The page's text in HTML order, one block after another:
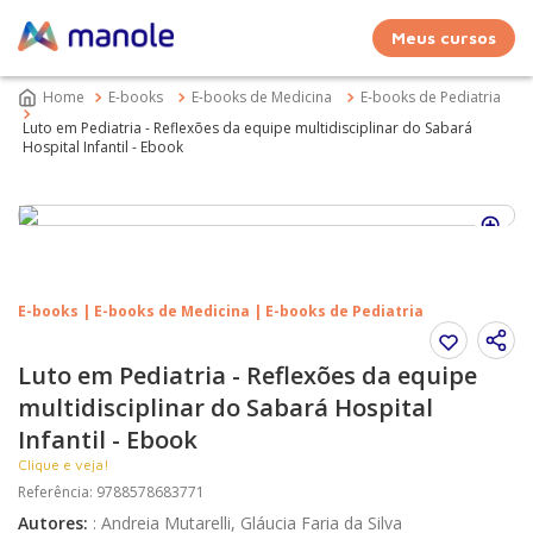
Meus cursos
E-books E-books de Medicina
E-books de Pediatria
Luto em Pediatria - Reflexões da equipe multidisciplinar do Sabará
Hospital Infantil - Ebook
E-books | E-books de Medicina | E-books de Pediatria
Luto em Pediatria - Reflexões da equipe
multidisciplinar do Sabará Hospital
Infantil - Ebook
Clique e veja!
Referência: 9788578683771
Autores: : Andreia Mutarelli, Gláucia Faria da Silva